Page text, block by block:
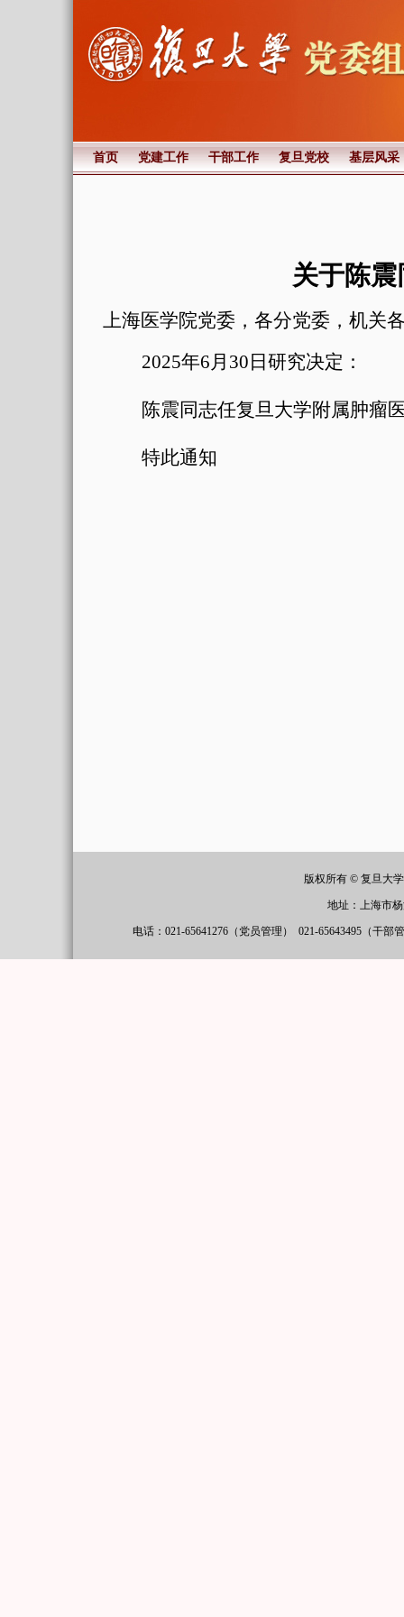
首页 党建工作 干部工作 复旦党校 基层风采
关于陈
上海医学院党委，各分党委，机关
2025年6月 30 日研究决定：
陈震同志任复旦大学附属肿瘤
特此通知
版权所有 © 复旦大
地址：上海市
电话：021-65641276（党员管理） 021-65643495（干部